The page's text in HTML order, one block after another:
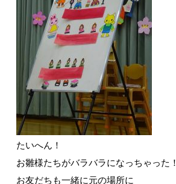
たいへん！
お雛様たちがバラバラになっちゃった！
お友だちも一緒に元の場所に